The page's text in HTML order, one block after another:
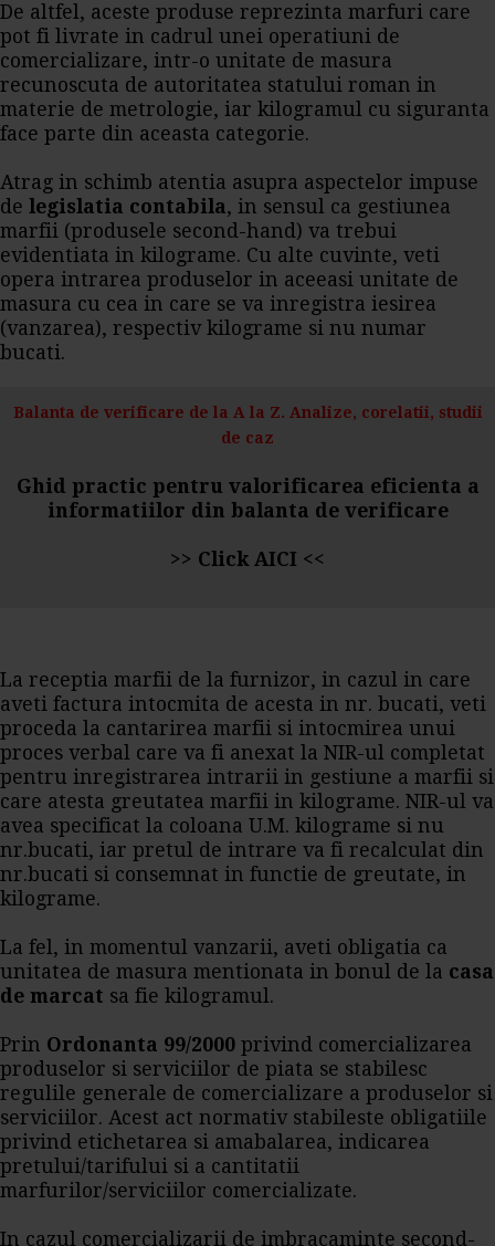
De altfel, aceste produse reprezinta marfuri care
pot fi livrate in cadrul unei operatiuni de
comercializare, intr-o unitate de masura
recunoscuta de autoritatea statului roman in
materie de metrologie, iar kilogramul cu siguranta
face parte din aceasta categorie.
Atrag in schimb atentia asupra aspectelor impuse
de legislatia contabila, in sensul ca gestiunea
marfii (produsele second-hand) va trebui
evidentiata in kilograme. Cu alte cuvinte, veti
opera intrarea produselor in aceeasi unitate de
masura cu cea in care se va inregistra iesirea
(vanzarea), respectiv kilograme si nu numar
bucati.
Balanta de verificare de la A la Z. Analize, corelatii, studii
de caz
Ghid practic pentru valorificarea eficienta a
informatiilor din balanta de verificare
>> Click AICI <<
La receptia marfii de la furnizor, in cazul in care
aveti factura intocmita de acesta in nr. bucati, veti
proceda la cantarirea marfii si intocmirea unui
proces verbal care va fi anexat la NIR-ul completat
pentru inregistrarea intrarii in gestiune a marfii si
care atesta greutatea marfii in kilograme. NIR-ul va
avea specificat la coloana U.M. kilograme si nu
nr.bucati, iar pretul de intrare va fi recalculat din
nr.bucati si consemnat in functie de greutate, in
kilograme.
La fel, in momentul vanzarii, aveti obligatia ca
unitatea de masura mentionata in bonul de la casa
de marcat sa fie kilogramul.
Prin Ordonanta 99/2000 privind comercializarea
produselor si serviciilor de piata se stabilesc
regulile generale de comercializare a produselor si
serviciilor. Acest act normativ stabileste obligatiile
privind etichetarea si amabalarea, indicarea
pretului/tarifului si a cantitatii
marfurilor/serviciilor comercializate.
In cazul comercializarii de imbracaminte second-